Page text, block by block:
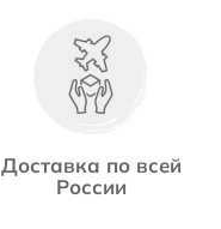
Доставка по всей
России